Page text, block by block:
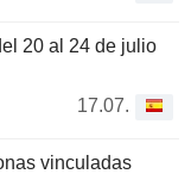
20 al 24 de julio
17.07.
vinculadas